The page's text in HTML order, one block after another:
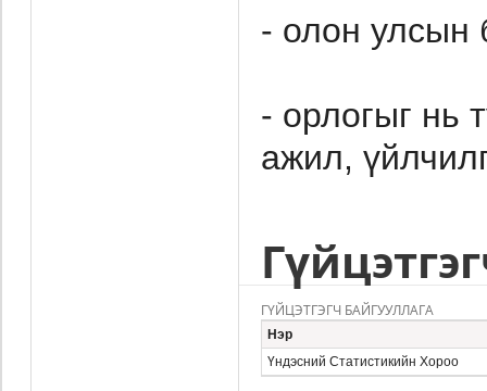
- олон улсын
- орлогыг нь
ажил,
ГҮЙЦЭТГЭГЧ БАЙГУУЛЛАГА
Нэр
Үндэсний Статистикийн Хороо